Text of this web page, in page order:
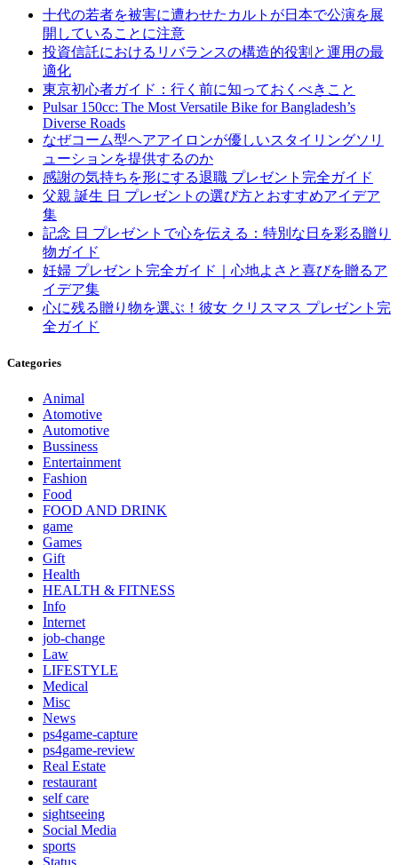
十代の若者を被害に遭わせたカルトが日本で公演を展
開していることに注意
投資信託におけるリバランスの構造的役割と運用の最
適化
東京初心者ガイド：行く前に知っておくべきこと
Pulsar 150cc: The Most Versatile Bike for Bangladesh’s
Diverse Roads
なぜコーム型ヘアアイロンが優しいスタイリングソリ
ューションを提供するのか
感謝の気持ちを形にする退職 プレゼント完全ガイド
父親 誕生 日 プレゼントの選び方とおすすめアイデア
集
記念 日 プレゼントで心を伝える：特別な日を彩る贈り
物ガイド
妊婦 プレゼント完全ガイド｜心地よさと喜びを贈るア
イデア集
心に残る贈り物を選ぶ！彼女 クリスマス プレゼント完
全ガイド
Categories
Animal
Atomotive
Automotive
Bussiness
Entertainment
Fashion
Food
FOOD AND DRINK
game
Games
Gift
Health
HEALTH & FITNESS
Info
Internet
job‐change
Law
LIFESTYLE
Medical
Misc
News
ps4game-capture
ps4game-review
Real Estate
restaurant
self care
sightseeing
Social Media
sports
Status